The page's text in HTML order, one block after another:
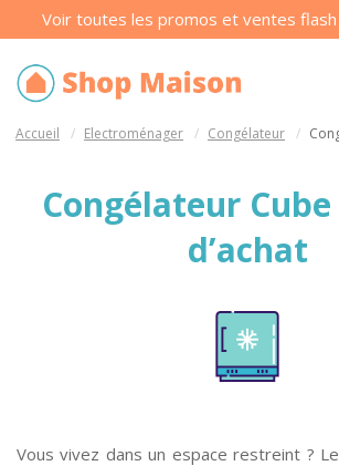
Voir toutes les promos et ventes
Accueil Electroménager Congélateur
Congélateur
d’achat
Vous vivez dans un espace restreint ?